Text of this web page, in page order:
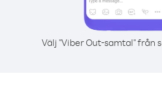
Välj "Viber Out-samtal" från